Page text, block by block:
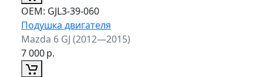
ОЕМ: GJL3-39-060
Подушка двигателя
Mazda 6 GJ (2012—2015)
7 000р.